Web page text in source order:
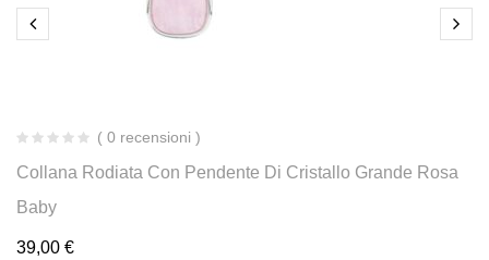
( 0 recensioni )
Collana Rodiata Con Pendente Di Cristallo Grande Rosa
Baby
39,00 €